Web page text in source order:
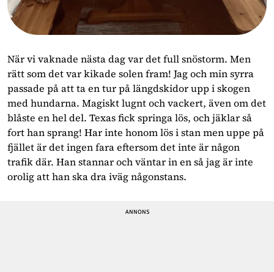
När vi vaknade nästa dag var det full snöstorm. Men
rätt som det var kikade solen fram! Jag och min syrra
passade på att ta en tur på längdskidor upp i skogen
med hundarna. Magiskt lugnt och vackert, även om det
blåste en hel del. Texas fick springa lös, och jäklar så
fort han sprang! Har inte honom lös i stan men uppe på
fjället är det ingen fara eftersom det inte är någon
trafik där. Han stannar och väntar in en så jag är inte
orolig att han ska dra iväg någonstans.